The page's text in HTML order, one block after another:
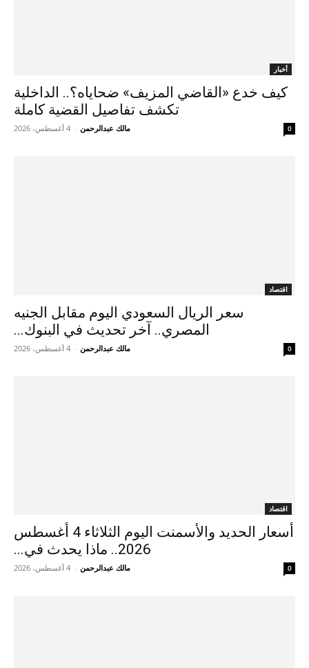
أخبار
كيف خدع «القاضي المزيف» ضحاياه؟.. الداخلية
تكشف تفاصيل القضية كاملة
مالك عبدالرحمن - 4 أغسطس، 2026 0
اقتصاد
سعر الريال السعودي اليوم مقابل الجنيه
المصري.. آخر تحديث في البنوك...
مالك عبدالرحمن - 4 أغسطس، 2026 0
اقتصاد
أسعار الحديد والأسمنت اليوم الثلاثاء 4 أغسطس
2026.. ماذا يحدث في...
مالك عبدالرحمن - 4 أغسطس، 2026 0